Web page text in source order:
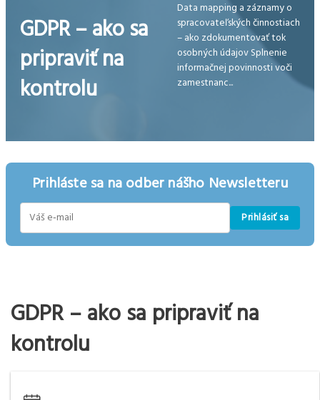
GDPR – ako sa
pripraviť na
kontrolu
Data mapping a záznamy o
spracovateľských činnostiach
– ako zdokumentovať tok
osobných údajov Splnenie
informačnej povinnosti voči
zamestnanc...
Prihláste sa na odber nášho Newsletteru
Prihlásiť sa
GDPR – ako sa pripraviť na
kontrolu